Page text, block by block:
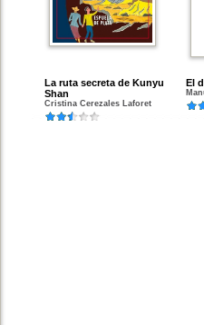
La ruta secreta de Kunyu
Shan
Cristina Cerezales Laforet
El